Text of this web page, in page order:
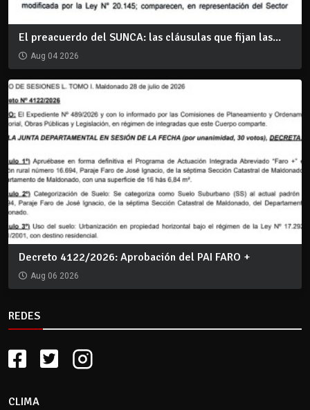
El preacuerdo del SUNCA: las cláusulas que fijan las...
Aug 04 2026
Decreto 4122/2026: Aprobación del PAI FARO +
Aug 06 2026
REDES
CLIMA